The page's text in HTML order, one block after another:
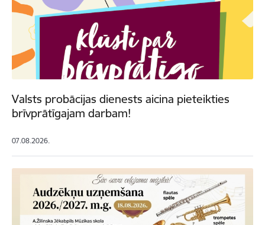
Valsts probācijas dienests aicina pieteikties
brīvprātīgajam darbam!
07.08.2026.